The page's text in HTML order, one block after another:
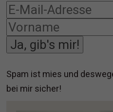
Ja, gib's mir!
Spam ist mies und
bei mir sicher!